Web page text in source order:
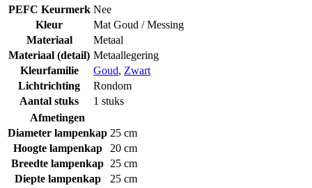
PEFC Keurmerk Nee
Kleur
Mat Goud / Messing
Materiaal
Metaal
Materiaal (detail) Metaallegering
Kleurfamilie
Goud, Zwart
Lichtrichting
Rondom
Aantal stuks
1 stuks
Afmetingen
Diameter lampenkap 25 cm
Hoogte lampenkap
20 cm
Breedte lampenkap 25 cm
Diepte lampenkap
25 cm